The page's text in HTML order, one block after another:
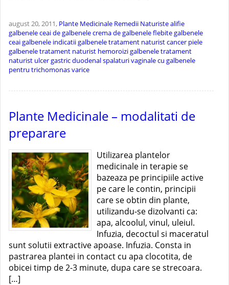
august 20, 2011, Plante Medicinale Remedii Naturistealifie
galbeneleceai de galbenelecrema de galbeneleflebitegalbenele
ceaigalbenele indicatiigalbenele tratament naturist cancer piele
galbenele tratament naturist hemoroizigalbenele tratament
naturist ulcer gastric duodenalspalaturi vaginale cu galbenele
pentru trichomonasvarice
Plante Medicinale – modalitati de
preparare
Utilizarea plantelor
medicinale in terapie se
bazeaza pe principiile active
pe care le contin, principii
care se obtin din plante,
utilizandu-se dizolvanti ca:
apa, alcoolul, vinul, uleiul.
Infuzia, decoctul si maceratul
sunt solutii extractive apoase. Infuzia. Consta in
pastrarea plantei in contact cu apa clocotita, de
obicei timp de 2-3 minute, dupa care se strecoara.
[…]